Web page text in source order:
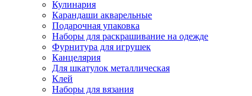
Кулинария
Карандаши акварельные
Подарочная упаковка
Наборы для раскрашивание на одежде
Фурнитура для игрушек
Канцелярия
Для шкатулок металлическая
Клей
Наборы для вязания